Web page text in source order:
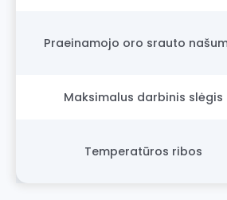
Praeinamojo oro srauto
Maksimalus darbinis slėgis
Temperatūros ribos